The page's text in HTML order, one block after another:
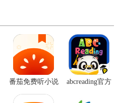
番茄免费听小说
app
abcreading官方